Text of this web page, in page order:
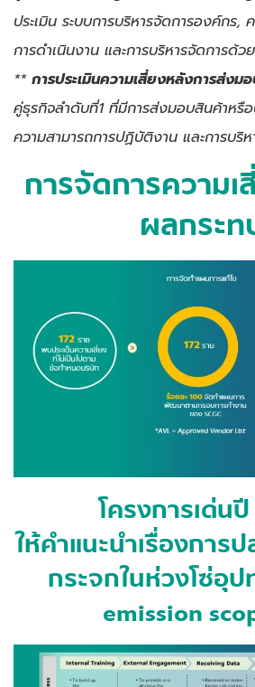
ประเมิน ระบบการบริหารจัดการองค์กร
การดำเนินงาน และการบริหารจัดการด้วย
** การประเมินความเสี่ยงหลังการส่งม
คู่ธุรกิจลำดับที่1 ที่มีการส่งมอบสินค้าหรื
ความสามารถการปฏิบัติงาน และการบริ
การจัดการความ
ผลกระท
โครงการเด่นปี
ให้คำแนะนำเรื่องการ
กระจกในห่วงโซ่อุป
emission